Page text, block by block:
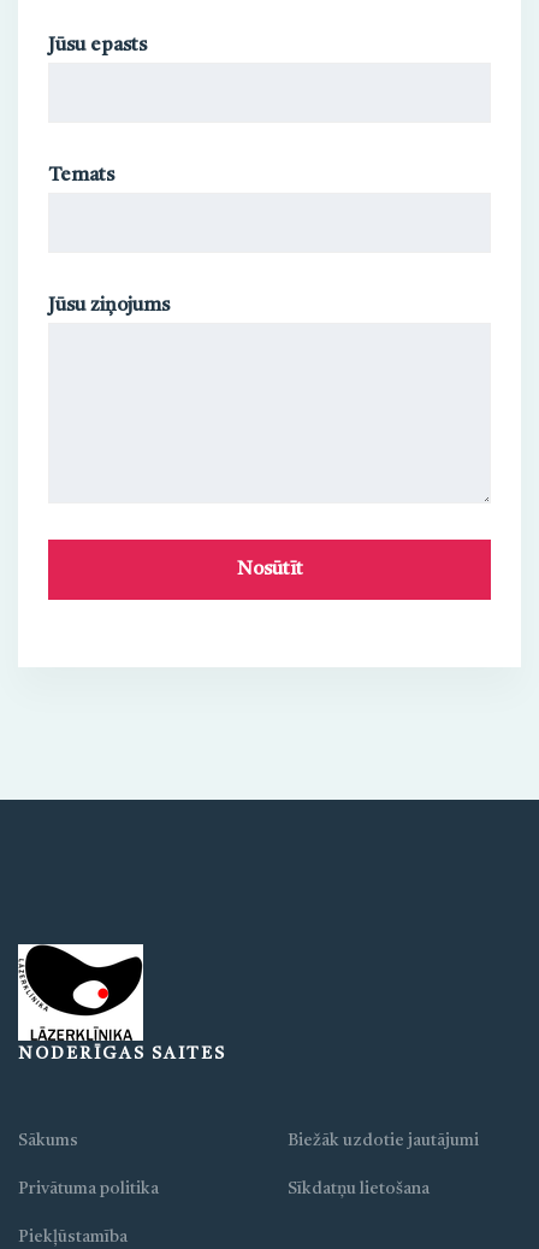
Jūsu epasts
Temats
Jūsu ziņojums
NODERĪGAS SAITES
Sākums Biežāk uzdotie jautājumi
Privātuma politika Sīkdatņu lietošana
Piekļūstamība